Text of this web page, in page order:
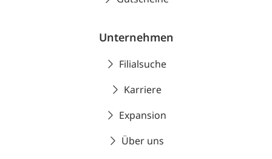
Unternehmen
Filialsuche
Karriere
Expansion
Über uns